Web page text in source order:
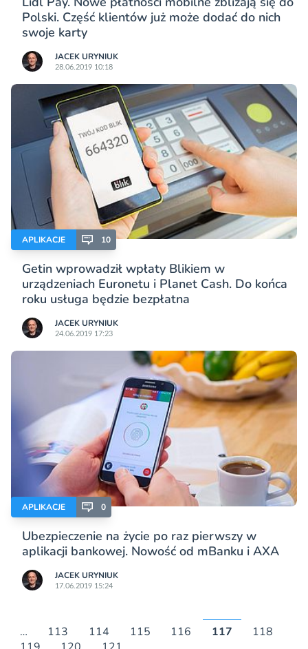
Polski. Część klientów już może dodać do nich
swoje karty
JACEK URYNIUK
28.06.2019 10:18
APLIKACJE 10
Getin wprowadził wpłaty Blikiem w
urządzeniach Euronetu i Planet Cash. Do końca
roku usługa będzie bezpłatna
JACEK URYNIUK
24.06.2019 17:23
APLIKACJE 0
Ubezpieczenie na życie po raz pierwszy w
aplikacji bankowej. Nowość od mBanku i AXA
JACEK URYNIUK
17.06.2019 15:24
… 113 114 115 116 117
118